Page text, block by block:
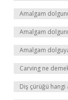
Amalgam
Amalgam
Amalgam
Carving ne
Diş çürüğü